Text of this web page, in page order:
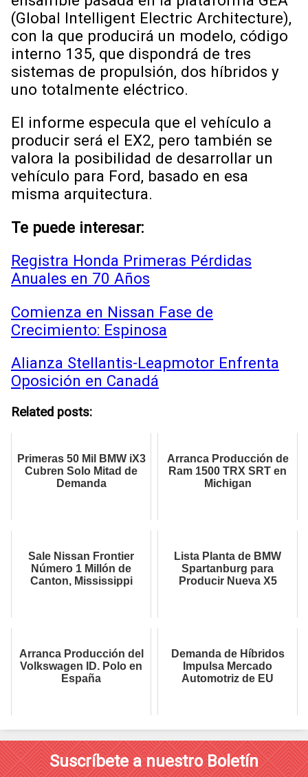
(Global Intelligent Electric Architecture),
con la que producirá un modelo, código
interno 135, que dispondrá de tres
sistemas de propulsión, dos híbridos y
uno totalmente eléctrico.
El informe especula que el vehículo a
producir será el EX2, pero también se
valora la posibilidad de desarrollar un
vehículo para Ford, basado en esa
misma arquitectura.
Te puede interesar:
Registra Honda Primeras Pérdidas
Anuales en 70 Años
Comienza en Nissan Fase de
Crecimiento: Espinosa
Alianza Stellantis-Leapmotor Enfrenta
Oposición en Canadá
Related posts:
Primeras 50 Mil BMW iX3
Cubren Solo Mitad de
Demanda
Arranca Producción de
Ram 1500 TRX SRT en
Michigan
Sale Nissan Frontier
Número 1 Millón de
Canton, Mississippi
Lista Planta de BMW
Spartanburg para
Producir Nueva X5
Arranca Producción del
Volkswagen ID. Polo en
España
Demanda de Híbridos
Impulsa Mercado
Automotriz de EU
Suscríbete a nuestro Boletín